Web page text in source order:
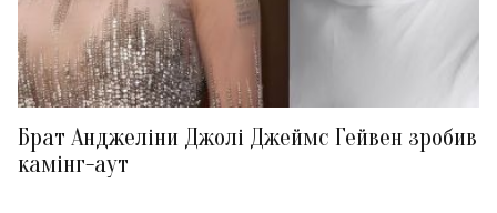
Брат Анджеліни Джолі Джеймс Гейвен зробив
камінг-аут